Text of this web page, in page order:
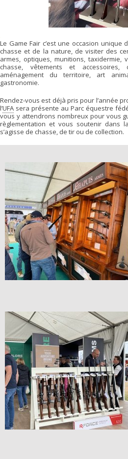
Le Game Fair c’est une occasion unique
chasse et de la nature, de visiter des
armes, optiques, munitions, taxidermie,
chasse, vêtements et accessoires,
aménagement du territoire, art
gastronomie.
Rendez-vous est déjà pris pour l’année
l’UFA sera présente au Parc équestre
vous y attendrons nombreux pour vous
règlementation et vous soutenir dans
s’agisse de chasse, de tir ou de collection.